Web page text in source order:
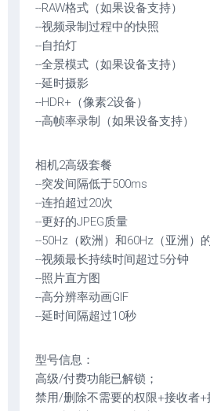
--RAW格式（如果设备支持）
--视频录制过程中的快照
--自拍灯
--全景模式（如果设备支持）
--延时摄影
--HDR+（像素2设备）
--高帧率录制（如果设备支持）
相机2高级套餐
--突发间隔低于500ms
--连拍超过20次
--更好的JPEG质量
--50Hz（欧洲）和60Hz（亚洲）
--视频最长持续时间超过5分钟
--照片直方图
--高分辨率动画GIF
--延时间隔超过10秒
型号信息：
高级/付费功能已解锁；
禁用/删除不需要的权限+接收者+